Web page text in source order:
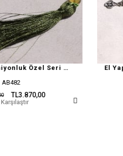
Damla Kehribar Tesbih
TL25.000,00